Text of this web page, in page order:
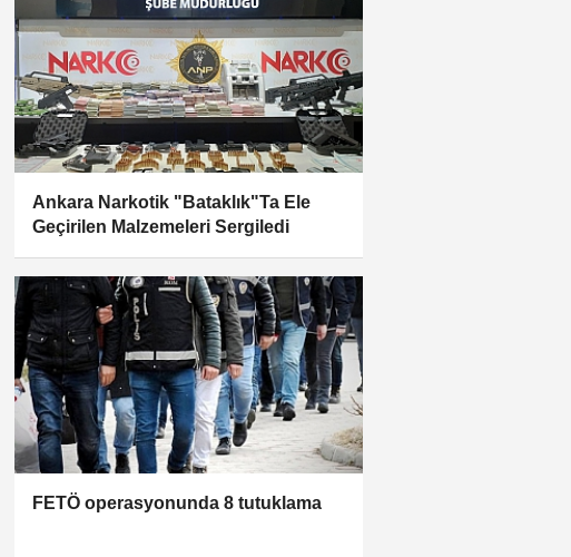
Ankara Narkotik "Bataklık"Ta Ele
Geçirilen Malzemeleri Sergiledi
FETÖ operasyonunda 8 tutuklama